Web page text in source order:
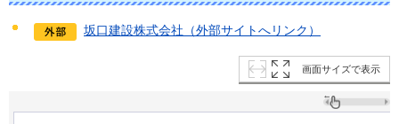
坂口建設株式会社（外部サイトへリンク）
画面サイズで表示